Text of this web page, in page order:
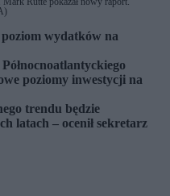
wydatków na
poziomy inwestycji na
trendu będzie
latach – ocenił sekretarz